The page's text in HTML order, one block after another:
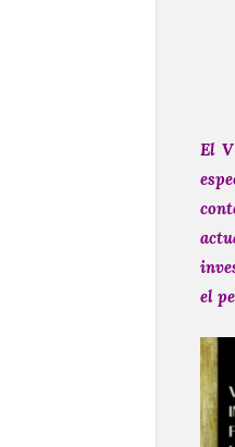
El
el